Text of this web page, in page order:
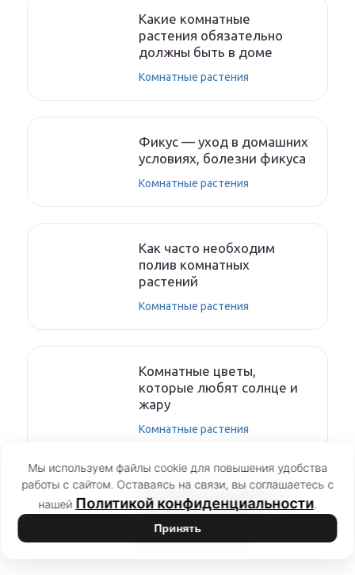
Какие комнатные
растения обязательно
должны быть в доме
Комнатные растения
Фикус — уход в домашних
условиях, болезни фикуса
Комнатные растения
Как часто необходим
полив комнатных
растений
Комнатные растения
Комнатные цветы,
которые любят солнце и
жару
Комнатные растения
Как обрезать драцену в
домашних условиях
Комнатные растения
Мы используем файлы cookie для повышения удобства
работы с сайтом. Оставаясь на связи, вы соглашаетесь с
нашей Политикой конфиденциальности.
Принять